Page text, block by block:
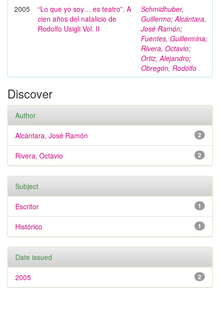
2005
“Lo que yo soy… es teatro”. A
cien años del natalicio de
Rodolfo Usigli Vol. II
Schmidhuber,
Guillermo;Alcántara,
José Ramón;
Fuentes, Guillermina;
Rivera, Octavio;
Ortiz, Alejandro;
Obregón, Rodolfo
Discover
Author
2
Alcántara, José Ramón
2
Rivera, Octavio
Subject
1
Escritor
1
Histórico
Date issued
2
2005